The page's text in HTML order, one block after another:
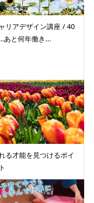
リアデザイン講座 / 40
あと何年働き...
る才能を見つけるポイ